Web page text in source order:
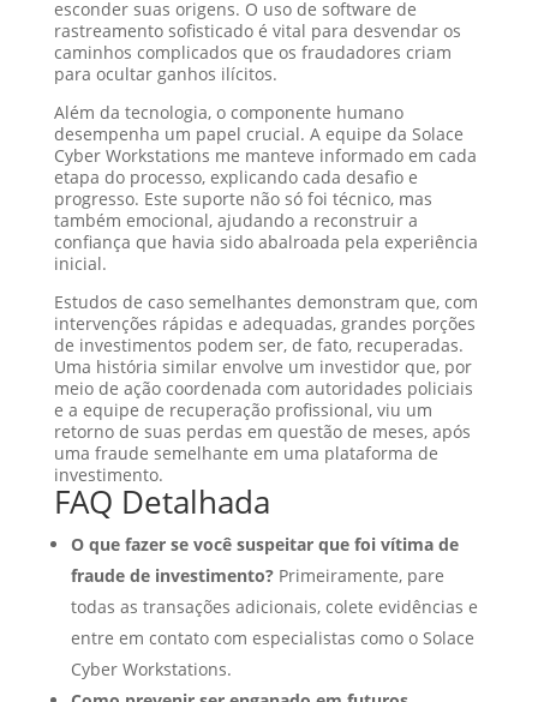
esconder suas origens. O uso de software de
rastreamento sofisticado é vital para desvendar os
caminhos complicados que os fraudadores criam
para ocultar ganhos ilícitos.
Além da tecnologia, o componente humano
desempenha um papel crucial. A equipe da Solace
Cyber Workstations me manteve informado em cada
etapa do processo, explicando cada desafio e
progresso. Este suporte não só foi técnico, mas
também emocional, ajudando a reconstruir a
confiança que havia sido abalroada pela experiência
inicial.
Estudos de caso semelhantes demonstram que, com
intervenções rápidas e adequadas, grandes porções
de investimentos podem ser, de fato, recuperadas.
Uma história similar envolve um investidor que, por
meio de ação coordenada com autoridades policiais
e a equipe de recuperação profissional, viu um
retorno de suas perdas em questão de meses, após
uma fraude semelhante em uma plataforma de
investimento.
FAQ Detalhada
O que fazer se você suspeitar que foi vítima de
fraude de investimento?Primeiramente, pare
todas as transações adicionais, colete evidências e
entre em contato com especialistas como o Solace
Cyber Workstations.